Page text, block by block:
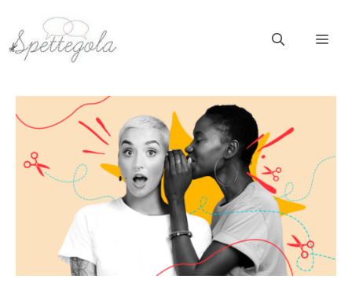
contenuto